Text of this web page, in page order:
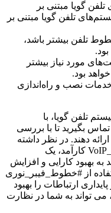
گویا مبتنی بر
تلفن گویا مبتنی بر
تلفن بیشتر باشد،
مورد نیاز بیشتر
بود.
نصب و راه‌اندازی
تلفن گویا، با
بگیرید تا با بررسی
دهند. در نظر داشته
باشید که سرمایه‌گذاری در یک #سیستم_VoIP کارآمد، یک
بهبود کارایی و افزایش
از #خطوط_فیبر_نوری
ارتباطات را بهبود
تواند به شما در نظارت